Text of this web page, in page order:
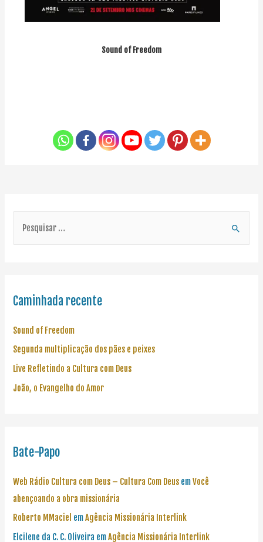
Sound of Freedom
Caminhada recente
Sound of Freedom
Segunda multiplicação dos pães e peixes
Live Refletindo a Cultura com Deus
João, o Evangelho do Amor
Bate-Papo
Web Rádio Cultura com Deus – Cultura Com Deus emVocê
abençoando a obra missionária
Roberto MMaciel emAgência Missionária Interlink
Elcilene da C. C. Oliveira emAgência Missionária Interlink